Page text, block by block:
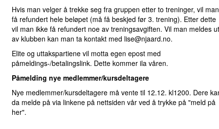
Hvis man velger å trekke seg fra gruppen etter to treninger, vil man
få refundert hele beløpet (må få beskjed før 3. trening). Etter dette
vil man ikke få refundert noe av treningsavgiften. Vil man meldes ut
av klubben kan man ta kontakt med lise@njaard.no.
Elite og uttakspartiene vil motta egen epost med
påmeldings-/betalingslink. Dette kommer ila våren.
Påmelding nye medlemmer/kursdeltagere
Nye medlemmer/kursdeltagere må vente til 12.12. kl1200. Dere
da melde på via linkene på nettsiden vår ved å trykke på "meld på
her".